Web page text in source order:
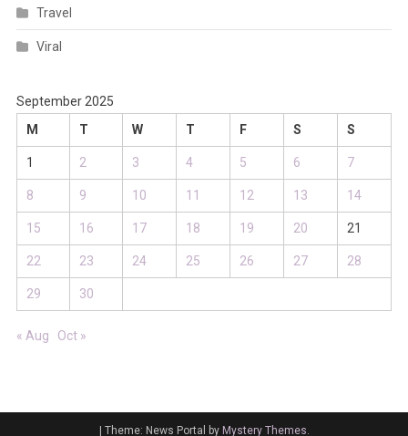
Travel
Viral
September 2025
M
T W T F S S
1 2 3 4 5 6 7
8 9 10 11 12 13 14
15 16 17 18 19 20 21
22 23 24 25 26 27 28
29 30
« Aug Oct »
| Theme: News Portal by Mystery Themes